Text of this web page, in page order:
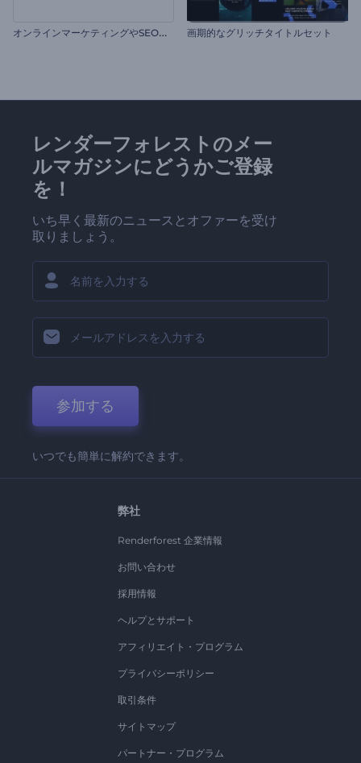
オ
ンラインマーケティングやSEOプロモーション 画期的なグリッチタイトルセット
レンダーフォレストのメー
ルマガジンにどうかご登録
を！
いち早く最新のニュースとオファーを受け
取りましょう。
参加する
いつでも簡単に解約できます。
弊社
Renderforest 企業情報
お問い合わせ
採用情報
ヘルプとサポート
アフィリエイト・プログラム
プライバシーポリシー
取引条件
サイトマップ
パートナー・プログラム